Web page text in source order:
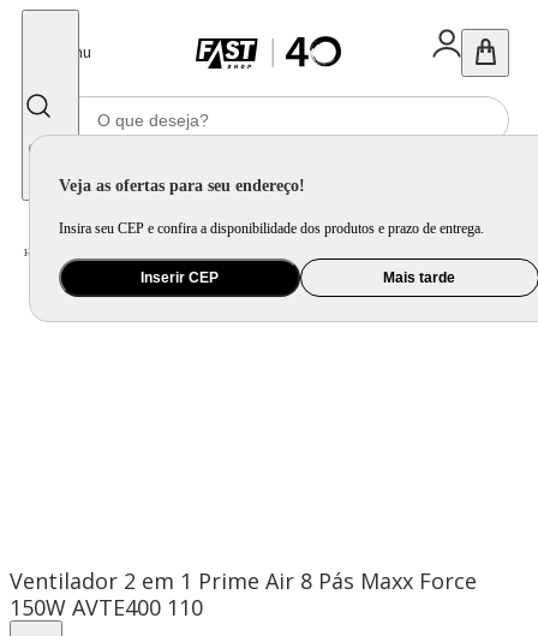
Menu
Veja as ofertas para seu endereço!
Insira seu CEP e confira a disponibilidade dos produtos e prazo de entrega.
Inserir CEP Mais tarde
Home
Ventilador 2 em 1 Prime Air 8 Pás Maxx Force
150W AVTE400 110